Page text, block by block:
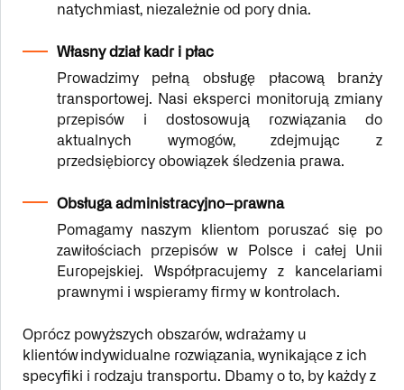
natychmiast, niezależnie od pory dnia.
Własny dział kadr i płac
Prowadzimy pełną obsługę płacową branży
transportowej. Nasi eksperci monitorują zmiany
przepisów i dostosowują rozwiązania do
aktualnych wymogów, zdejmując z
przedsiębiorcy obowiązek śledzenia prawa.
Obsługa administracyjno–prawna
Pomagamy naszym klientom poruszać się po
zawiłościach przepisów w Polsce i całej Unii
Europejskiej. Współpracujemy z kancelariami
prawnymi i wspieramy firmy w kontrolach.
Oprócz powyższych obszarów, wdrażamy u
klientów indywidualne rozwiązania, wynikające z ich
specyfiki i rodzaju transportu. Dbamy o to, by każdy z